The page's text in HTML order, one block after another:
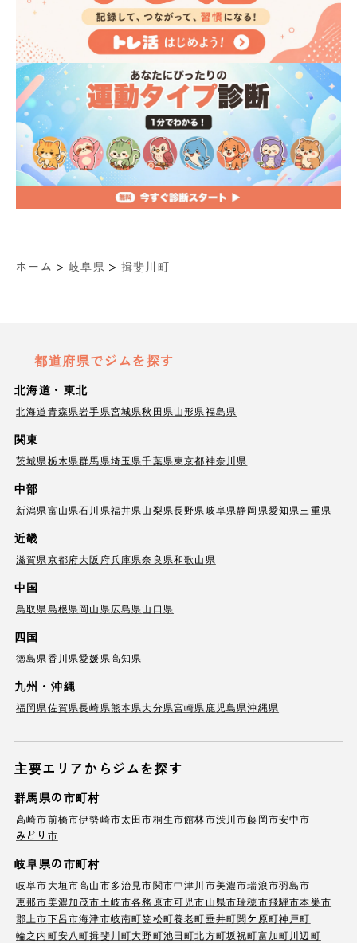
ホーム > 岐阜県 > 揖斐川町
都道府県でジムを探す
北海道・東北
北海道青森県岩手県宮城県秋田県山形県福島県
関東
茨城県栃木県群馬県埼玉県千葉県東京都神奈川県
中部
新潟県富山県石川県福井県山梨県長野県岐阜県静岡県愛知県三重県
近畿
滋賀県京都府大阪府兵庫県奈良県和歌山県
中国
鳥取県島根県岡山県広島県山口県
四国
徳島県香川県愛媛県高知県
九州・沖縄
福岡県佐賀県長崎県熊本県大分県宮崎県 鹿児島県沖縄県
主要エリアからジムを探す
群馬県の市町村
高崎市前橋市伊勢崎市太田市桐生市館林市渋川市藤岡市安中市
みどり市
岐阜県の市町村
岐阜市大垣市高山市多治見市関市中津川市美濃市瑞浪市羽島市
恵那市美濃加茂市土岐市各務原市可児市山県市瑞穂市飛騨市本巣市
郡上市下呂市海津市岐南町笠松町養老町垂井町関ケ原町神戸町
輪之内町安八町揖斐川町大野町池田町北方町坂祝町富加町川辺町